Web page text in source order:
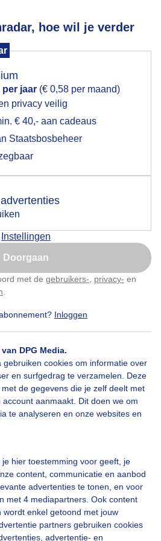
hoe wil je verder
per jaar (€ 0,58 per maand)
privacy veilig
€ 40,- aan cadeaus
Staatsbosbeheer
Instellingen
Doorgaan
met de gebruikers- privacy- en
Inloggen
DPG Media.
gebruiken cookies om informatie over
en surfgedrag te verzamelen. Deze
de gegevens die je zelf deelt met
aanmaakt. Dit doen we om
te analyseren en onze websites en
hier toestemming voor geeft, je
content, communicatie en aanbod
advertenties te tonen, en voor
met 4 mediapartners. Ook content
enkel getoond met jouw
partners gebruiken cookies
advertentie- en
gebruiken voor het
akkoord op hebt gegeven,
pop-up uit je browser waarin
toon de popup
misschien later
dit aan te passen